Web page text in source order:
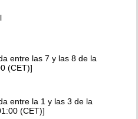
entre las 7 y las 8 de la
(CET)]
entre la 1 y las 3 de la
(CET)]